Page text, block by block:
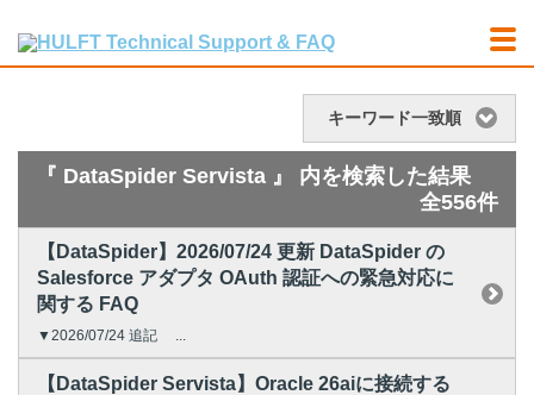
キーワード一致順
『 DataSpider Servista 』 内を検索した結果
全556件
【DataSpider】2026/07/24 更新 DataSpider の
Salesforce アダプタ OAuth 認証への緊急対応に
関する FAQ
▼2026/07/24 追記 ...
【DataSpider Servista】Oracle 26aiに接続する